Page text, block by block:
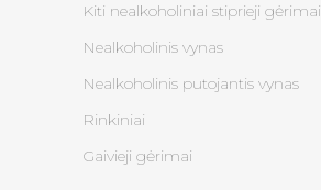
Kiti nealkoholiniai stiprieji gėrimai
Nealkoholinis vynas
Nealkoholinis putojantis vynas
Rinkiniai
Gaivieji gėrimai